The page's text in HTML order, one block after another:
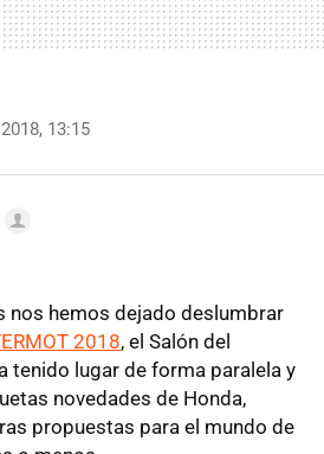
13:15
nos hemos dejado deslumbrar
2018, el Salón del
tenido lugar de forma paralela y
novedades de Honda,
propuestas para el mundo de